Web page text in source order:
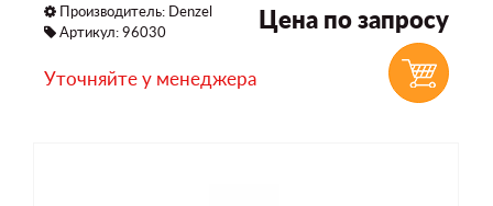
Производитель: Denzel
Артикул: 96030
Цена по запросу
Уточняйте у менеджера